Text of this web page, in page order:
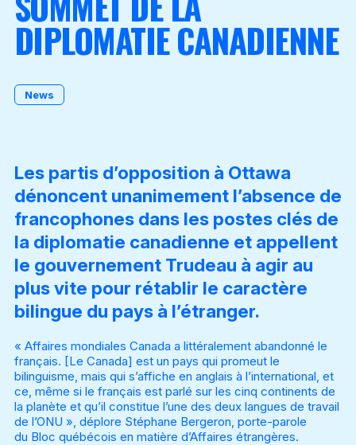
Become a Member
DIPLOMATIE CANADIENNE
News
Les partis d’opposition à Ottawa
dénoncent unanimement l’absence de
francophones dans les postes clés de
la diplomatie canadienne et appellent
le gouvernement Trudeau à agir au
plus vite pour rétablir le caractère
bilingue du pays à l’étranger.
« Affaires mondiales Canada a littéralement abandonné le
français. [Le Canada] est un pays qui promeut le
bilinguisme, mais qui s’affiche en anglais à l’international, et
ce, même si le français est parlé sur les cinq continents de
la planète et qu’il constitue l’une des deux langues de travail
de l’ONU », déplore Stéphane Bergeron, porte-parole
du Bloc québécois en matière d’Affaires étrangères.